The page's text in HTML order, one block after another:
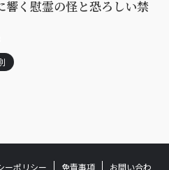
響く慰霊の怪と恐ろしい禁
ーポリシー 免責事項 お問い合わ